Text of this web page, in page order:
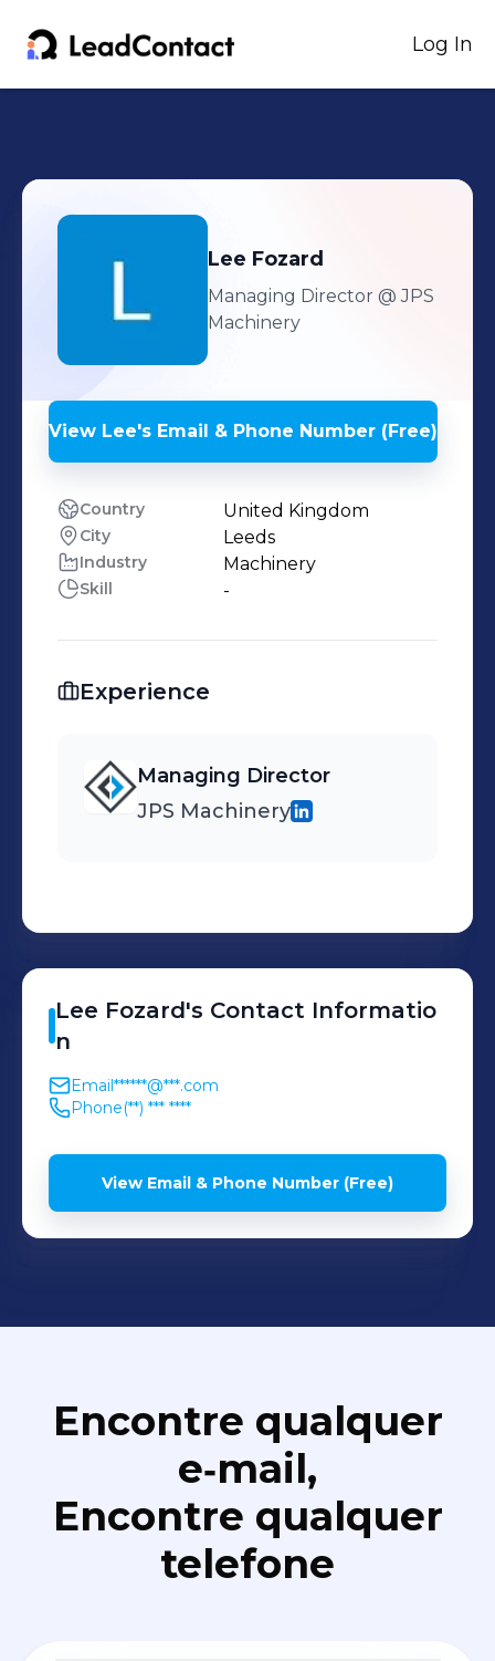
Log In
Lee Fozard
Managing Director @ JPS
Machinery
View Lee's Email & Phone Number (Free)
Country United Kingdom
City Leeds
Industry Machinery
Skill -
Experience
Managing Director
JPS Machinery
Lee Fozard's Contact Informatio
n
Email******@***.com
Phone(**) *** ****
View Email & Phone Number (Free)
Encontre qualquer
e‑mail,
Encontre qualquer
telefone